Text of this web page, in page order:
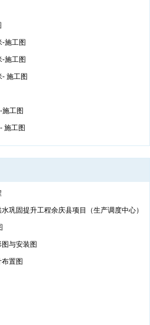
施工图
施工图
施工图
工图
施工图
巩固提升工程余庆县项目（生产调度中心）
与安装图
置图